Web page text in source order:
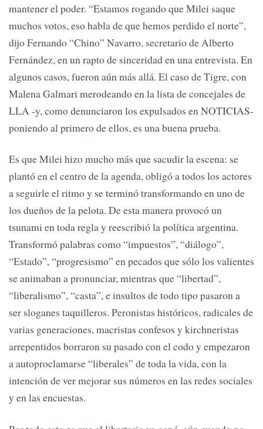
mantener el poder. “Estamos rogando que Milei saque
muchos votos, eso habla de que hemos perdido el norte”,
dijo Fernando “Chino” Navarro, secretario de Alberto
Fernández, en un rapto de sinceridad en una entrevista. En
algunos casos, fueron aún más allá. El caso de Tigre, con
Malena Galmari merodeando en la lista de concejales de
LLA -y, como denunciaron los expulsados en NOTICIAS-
poniendo al primero de ellos, es una buena prueba.
Es que Milei hizo mucho más que sacudir la escena: se
plantó en el centro de la agenda, obligó a todos los actores
a seguirle el ritmo y se terminó transformando en uno de
los dueños de la pelota. De esta manera provocó un
tsunami en toda regla y reescribió la política argentina.
Transformó palabras como “impuestos”, “diálogo”,
“Estado”, “progresismo” en pecados que sólo los valientes
se animaban a pronunciar, mientras que “libertad”,
“liberalismo”, “casta”, e insultos de todo tipo pasaron a
ser sloganes taquilleros. Peronistas históricos, radicales de
varias generaciones, macristas confesos y kirchneristas
arrepentidos borraron su pasado con el codo y empezaron
a autoproclamarse “liberales” de toda la vida, con la
intención de ver mejorar sus números en las redes sociales
y en las encuestas.